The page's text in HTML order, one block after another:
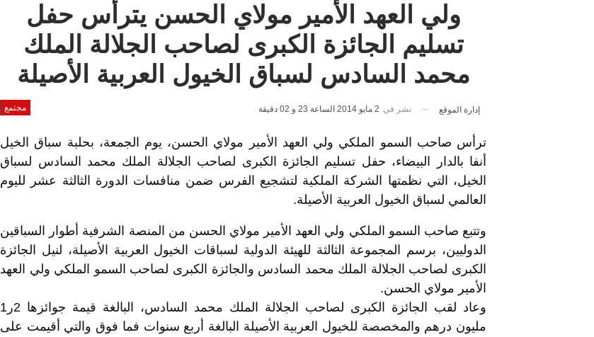
ولي العهد الأمير مولاي الحسن يترأس حفل
تسليم الجائزة الكبرى لصاحب الجلالة الملك
محمد السادس لسباق الخيول العربية الأصيلة
مجتمع إدارة الموقع نشر في 2 مايو 2014 الساعة 23 و 02 دقيقة
ترأس صاحب السمو الملكي ولي العهد الأمير مولاي الحسن، يوم الجمعة، بحلبة سباق الخيل
أنفا بالدار البيضاء، حفل تسليم الجائزة الكبرى لصاحب الجلالة الملك محمد السادس لسباق
الخيل، التي نظمتها الشركة الملكية لتشجيع الفرس ضمن منافسات الدورة الثالثة عشر لليوم
العالمي لسباق الخيول العربية الأصيلة.
وتتبع صاحب السمو الملكي ولي العهد الأمير مولاي الحسن من المنصة الشرفية أطوار السباقين
الدوليين، برسم المجموعة الثالثة للهيئة الدولية لسباقات الخيول العربية الأصيلة، لنيل الجائزة
الكبرى لصاحب الجلالة الملك محمد السادس والجائزة الكبرى لصاحب السمو الملكي ولي العهد
الأمير مولاي الحسن.
وعاد لقب الجائزة الكبرى لصاحب الجلالة الملك محمد السادس، البالغة قيمة جوائزها 2ر1
مليون درهم والمخصصة للخيول العربية الأصيلة البالغة أربع سنوات فما فوق والتي أقيمت على